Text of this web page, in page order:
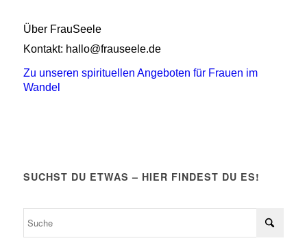
Über FrauSeele
Kontakt: hallo@frauseele.de
Zu unseren spirituellen Angeboten für Frauen im
Wandel
SUCHST DU ETWAS – HIER FINDEST DU ES!